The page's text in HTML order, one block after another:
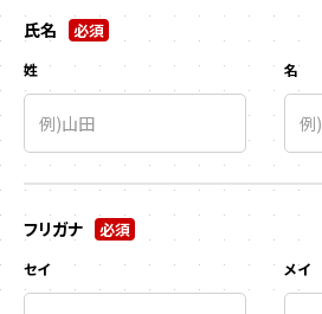
氏名 必須
姓 名
フリガナ 必須
セイ メイ